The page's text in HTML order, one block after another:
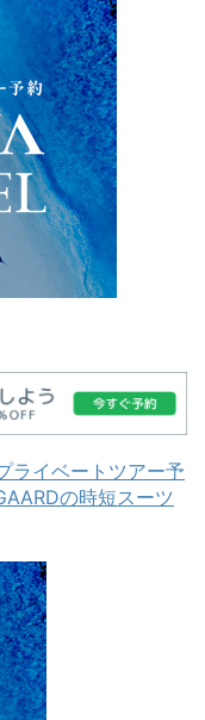
ライベートツアー予
の時短スーツ